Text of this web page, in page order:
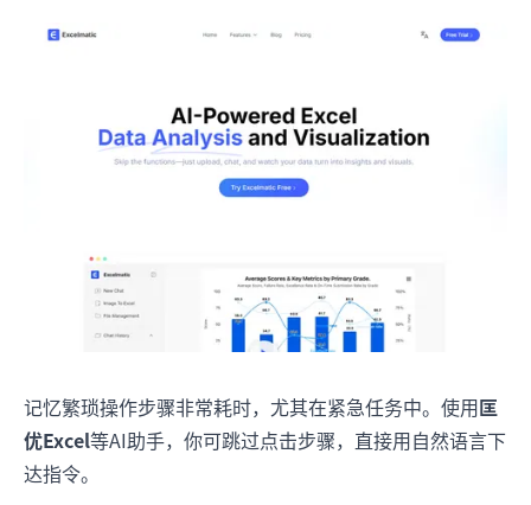
记忆繁琐操作步骤非常耗时，尤其在紧急任务中。使用匡
优Excel等AI助手，你可跳过点击步骤，直接用自然语言下
达指令。